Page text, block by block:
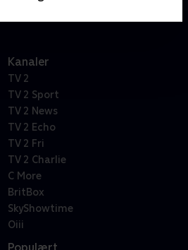
Kanaler
TV 2
TV 2 Sport
TV 2 News
TV 2 Echo
TV 2 Fri
TV 2 Charlie
C More
BritBox
SkyShowtime
Oiii